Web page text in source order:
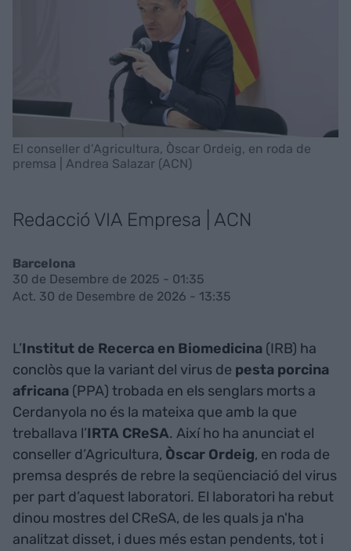
El conseller d’Agricultura, Òscar Ordeig, en roda de
premsa | Andrea Salazar (ACN)
Redacció VIA Empresa | ACN
Barcelona
30 de Desembre de 2025 - 01:35
Act. 30 de Desembre de 2026 - 13:35
L’Institut de Recerca en Biomedicina (IRB) ha
conclòs que la variant del virus de pesta porcina
africana (PPA) trobada en els senglars morts a
Cerdanyola no és la mateixa que amb la que
treballava l’IRTA CReSA. Així ho ha anunciat el
conseller d’Agricultura, Òscar Ordeig, en roda de
premsa després de rebre la seqüenciació del virus
per part d’aquest laboratori. El laboratori ha rebut
dinou mostres del CReSA, de les quals ja n'ha
analitzat disset, i dues més estan pendents, tot i